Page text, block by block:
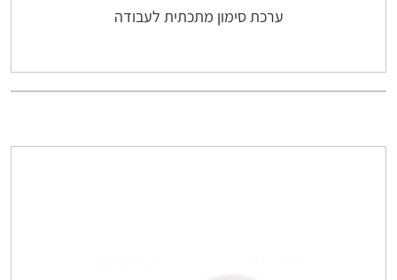
ערכת סימון מתכתית לעבודה